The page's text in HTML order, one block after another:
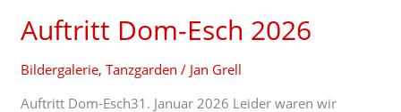
Auftritt Dom-Esch 2026
Bildergalerie,Tanzgarden / Jan Grell
Auftritt Dom-Esch31. Januar 2026 Leider waren wir
Esch